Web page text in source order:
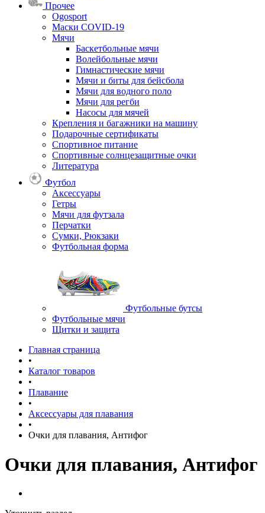
Прочее
Ogosport
Маски COVID-19
Мячи
Баскетбольные мячи
Волейбольные мячи
Гимнастические мячи
Мячи и биты для бейсбола
Мячи для водного поло
Мячи для регби
Насосы для мячей
Крепления и багажники на машину
Подарочные сертификаты
Спортивное питание
Спортивные солнцезащитные очки
Литература
Футбол
Аксессуары
Гетры
Мячи для футзала
Перчатки
Сумки, Рюкзаки
Футбольная форма
Футбольные бутсы
Футбольные мячи
Щитки и защита
Главная страница
•
Каталог товаров
•
Плавание
•
Аксессуары для плавания
•
Очки для плавания, Антифог
Очки для плавания, Антифог